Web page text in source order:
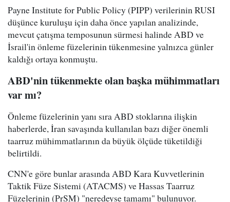
Payne Institute for Public Policy (PIPP) verilerinin RUSI
düşünce kuruluşu için daha önce yapılan analizinde,
mevcut çatışma temposunun sürmesi halinde ABD ve
İsrail'in önleme füzelerinin tükenmesine yalnızca günler
kaldığı ortaya konmuştu.
ABD'nin tükenmekte olan başka mühimmatları
var mı?
Önleme füzelerinin yanı sıra ABD stoklarına ilişkin
haberlerde, İran savaşında kullanılan bazı diğer önemli
taarruz mühimmatlarının da büyük ölçüde tüketildiği
belirtildi.
CNN'e göre bunlar arasında ABD Kara Kuvvetlerinin
Taktik Füze Sistemi (ATACMS) ve Hassas Taarruz
Füzelerinin (PrSM) "neredeyse tamamı" bulunuyor.